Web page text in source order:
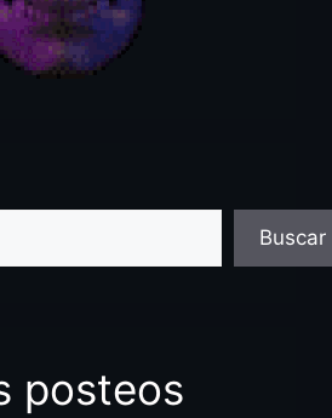
Buscar
posteos